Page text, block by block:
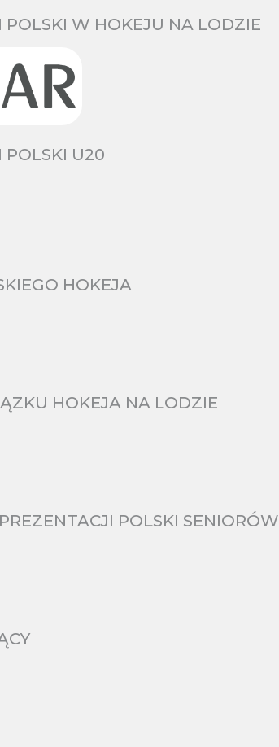
POLSKI W HOKEJU NA LODZIE
POLSKI U20
HOKEJA
HOKEJA NA LODZIE
POLSKI SENIORÓW